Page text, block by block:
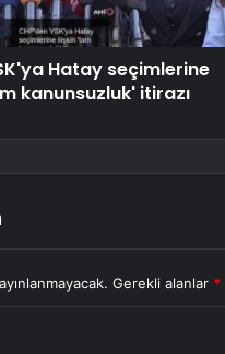
Hatay seçimlerine
kanunsuzluk' itirazı
Gerekli alanlar *